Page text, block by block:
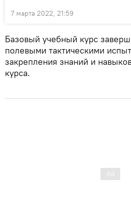
7 марта 2022, 21:59
Базовый учебный курс
полевыми тактическими
закрепления знаний и
курса.